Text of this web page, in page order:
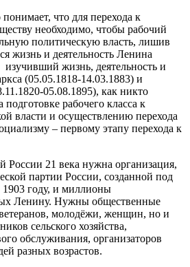
что для перехода к
необходимо, чтобы рабочий
политическую власть, лишив
жизнь и деятельность Ленина
жизнь, деятельность и
(05.05.1818-14.03.1883) и
05.08.1895), как никто
рабочего класса к
власти и осуществлению перехода
– первому этапу перехода к
21 века нужна организация,
партии России, созданной под
году, и миллионы
Ленину. Нужны общественные
молодёжи, женщин, но и
сельского хозяйства,
обслуживания, организаторов
разных возрастов.